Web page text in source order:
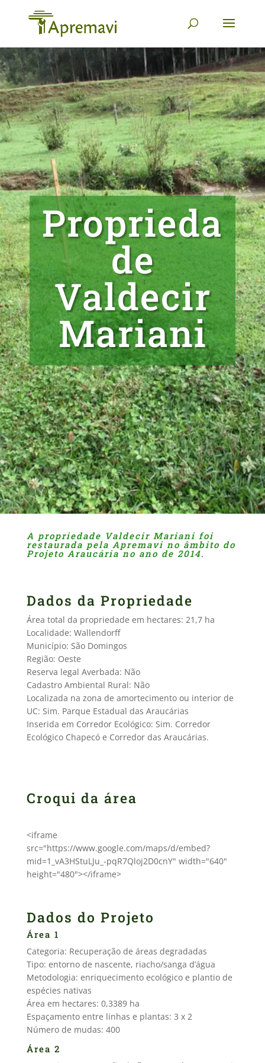
Proprieda
de
Valdecir
Mariani
A propriedade Valdecir Mariani foi
restaurada pela Apremavi no âmbito do
Projeto Araucária no ano de 2014.
Dados da Propriedade
Área total da propriedade em hectares: 21,7 ha
Localidade: Wallendorff
Município: São Domingos
Região: Oeste
Reserva legal Averbada: Não
Cadastro Ambiental Rural: Não
Localizada na zona de amortecimento ou interior de
UC: Sim. Parque Estadual das Araucárias
Inserida em Corredor Ecológico: Sim. Corredor
Ecológico Chapecó e Corredor das Araucárias.
Croqui da área
<iframe
src="https://www.google.com/maps/d/embed?
mid=1_vA3HStuLJu_-pqR7Qloj2D0cnY" width="640"
height="480"></iframe>
Dados do Projeto
Área 1
Categoria: Recuperação de áreas degradadas
Tipo: entorno de nascente, riacho/sanga d’água
Metodologia: enriquecimento ecológico e plantio de
espécies nativas
Área em hectares: 0,3389 ha
Espaçamento entre linhas e plantas: 3 x 2
Número de mudas: 400
Área 2